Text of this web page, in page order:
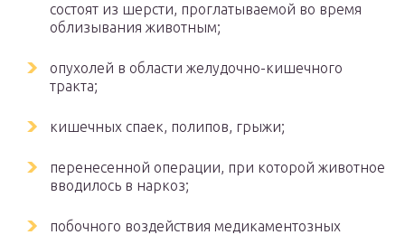
состоят из шерсти, проглатываемой во время
облизывания животным;
опухолей в области желудочно-кишечного
тракта;
кишечных спаек, полипов, грыжи;
перенесенной операции, при которой животное
вводилось в наркоз;
побочного воздействия медикаментозных